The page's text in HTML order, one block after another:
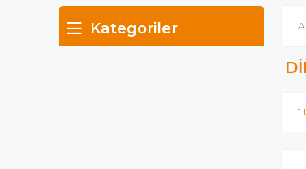
Kategoriler
1